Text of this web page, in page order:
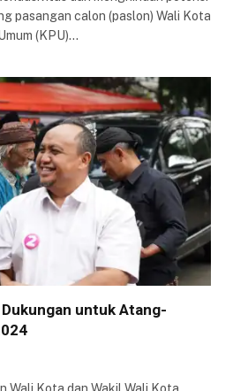
pasangan calon (paslon) Wali Kota
(KPU)…
untuk Atang-